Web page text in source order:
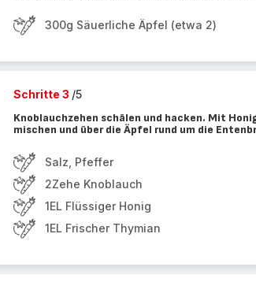
300g Säuerliche Äpfel (etwa 2)
Schritte 3 /5
Knoblauchzehen schälen und hacken. Mit
mischen und über die Äpfel rund um die
Salz, Pfeffer
2Zehe Knoblauch
1EL Flüssiger Honig
1EL Frischer Thymian